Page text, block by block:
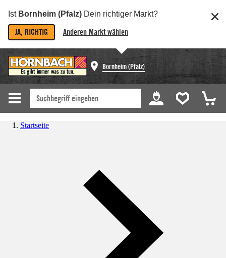
Ist Bornheim (Pfalz) Dein richtiger Markt?
JA, RICHTIG Anderen Markt wählen
Bornheim (Pfalz)
Startseite